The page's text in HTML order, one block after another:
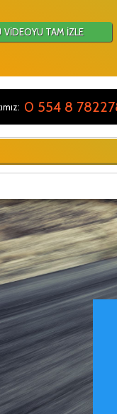
VİDEOYU TAM İZLE
0 554 8